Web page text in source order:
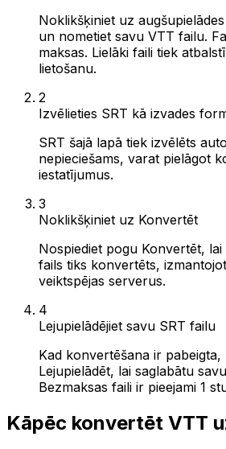
Noklikšķiniet uz
un nometiet savu VTT failu.
maksas. Lielāki faili tiek
lietošanu.
2
Izvēlieties SRT kā izvades
SRT šajā lapā tiek izvēlēts
nepieciešams, varat pielāgot
iestatījumus.
3
Noklikšķiniet uz Konvertēt
Nospiediet pogu Konvertēt,
fails tiks konvertēts,
veiktspējas serverus.
4
Lejupielādējiet savu SRT failu
Kad konvertēšana ir
Lejupielādēt, lai saglabātu
Bezmaksas faili ir pieejami 1
Kāpēc konvertēt VTT